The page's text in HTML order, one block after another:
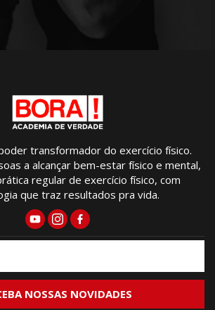
transformador do exercício físico.
a alcançar bem-estar físico e mental,
regular de exercício físico, com
que traz resultados pra vida.